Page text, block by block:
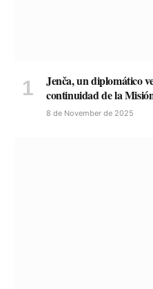
Jenča, un diplomático
continuidad de la
8 de November de 2025